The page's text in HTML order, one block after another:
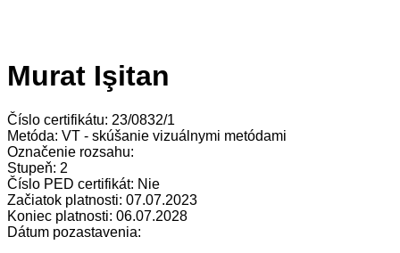
Murat Işitan
Číslo certifikátu: 23/0832/1
Metóda: VT - skúšanie vizuálnymi metódami
Označenie rozsahu:
Stupeň: 2
Číslo PED certifikát: Nie
Začiatok platnosti: 07.07.2023
Koniec platnosti: 06.07.2028
Dátum pozastavenia: